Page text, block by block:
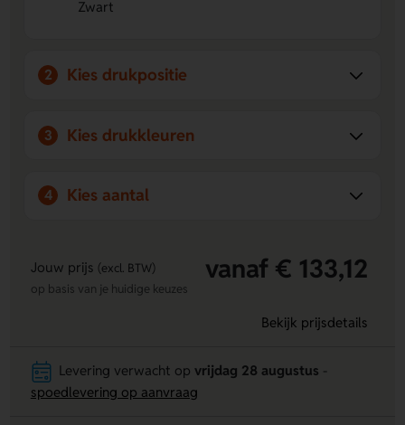
ondervak met linten houden je spullen netjes op hun
buizenframe zorgen voor meer bescherming en
stabiliteit onderweg.
Zwart
2 Kies drukpositie
3 Kies drukkleuren
4 Kies aantal
Jouw prijs (excl. BTW) vanaf € 133,12
op basis van je huidige keuzes
Bekijk prijsdetails
Levering verwacht opvrijdag 28 augustus
spoedlevering op aanvraag